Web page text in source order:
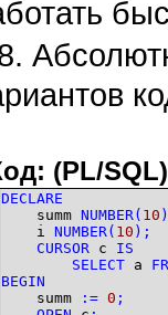
следующих
(PL/SQL)
DECLARE
summ NUMBER( 10 )
i NUMBER( 10 ) ;
CURSOR c IS
SELECT a
BEGIN
summ
:= 0 ;